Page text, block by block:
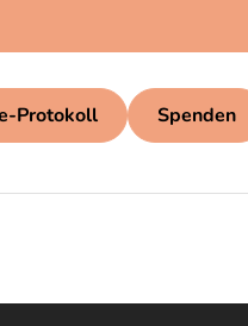
Protokoll Spenden